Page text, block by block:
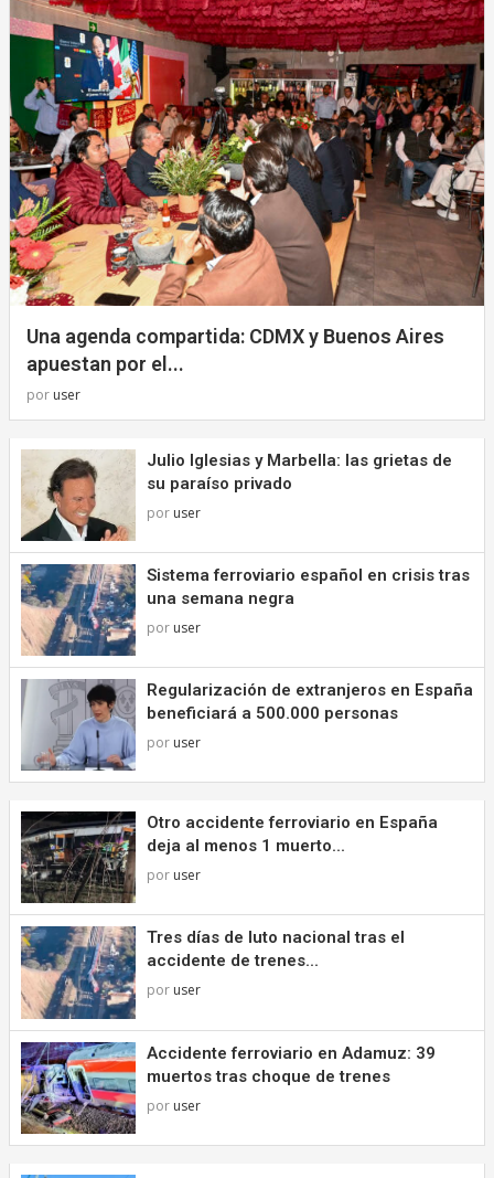
Una agenda compartida: CDMX y Buenos Aires
apuestan por el...
por user
Julio Iglesias y Marbella: las grietas de
su paraíso privado
por user
Sistema ferroviario español en crisis tras
una semana negra
por user
Regularización de extranjeros en España
beneficiará a 500.000 personas
por user
Otro accidente ferroviario en España
deja al menos 1 muerto...
por user
Tres días de luto nacional tras el
accidente de trenes...
por user
Accidente ferroviario en Adamuz: 39
muertos tras choque de trenes
por user